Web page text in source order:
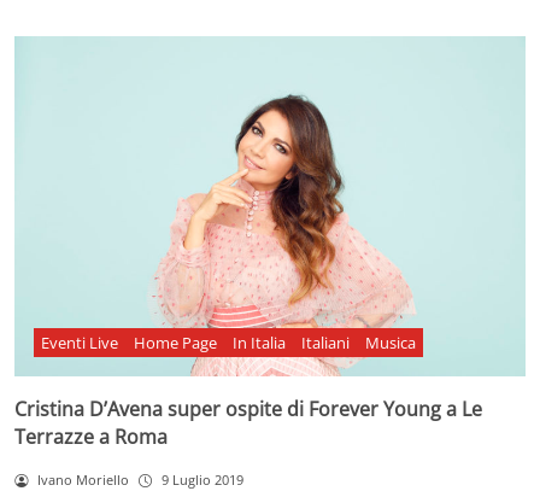
Eventi Live Home Page In Italia Italiani Musica
Cristina D’Avena super ospite di Forever Young a Le
Terrazze a Roma
Ivano Moriello 9 Luglio 2019